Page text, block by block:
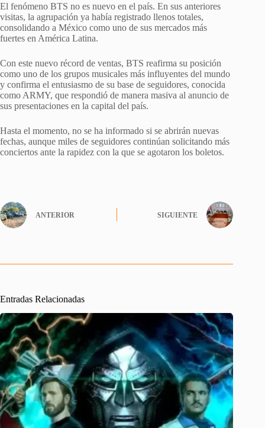
El fenómeno BTS no es nuevo en el país. En sus anteriores
visitas, la agrupación ya había registrado llenos totales,
consolidando a México como uno de sus mercados más
fuertes en América Latina.
Con este nuevo récord de ventas, BTS reafirma su posición
como uno de los grupos musicales más influyentes del mundo
y confirma el entusiasmo de su base de seguidores, conocida
como ARMY, que respondió de manera masiva al anuncio de
sus presentaciones en la capital del país.
Hasta el momento, no se ha informado si se abrirán nuevas
fechas, aunque miles de seguidores continúan solicitando más
conciertos ante la rapidez con la que se agotaron los boletos.
ANTERIOR SIGUIENTE
Entradas Relacionadas